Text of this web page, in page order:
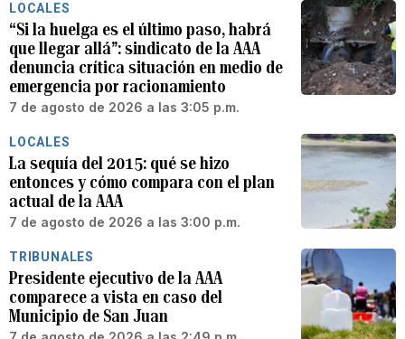
LOCALES
“Si la huelga es el último paso, habrá
que llegar allá”: sindicato de la AAA
denuncia crítica situación en medio de
emergencia por racionamiento
7 de agosto de 2026 a las 3:05 p.m.
LOCALES
La sequía del 2015: qué se hizo
entonces y cómo compara con el plan
actual de la AAA
7 de agosto de 2026 a las 3:00 p.m.
TRIBUNALES
Presidente ejecutivo de la AAA
comparece a vista en caso del
Municipio de San Juan